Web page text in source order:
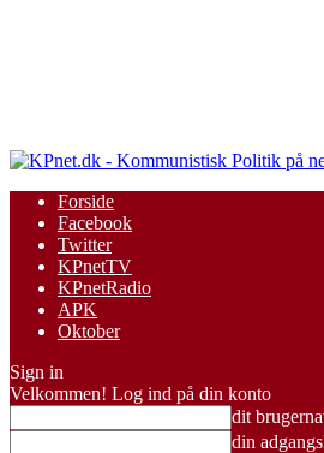
Forside
Facebook
Twitter
KPnetTV
KPnetRadio
APK
Oktober
Sign in
Velkommen! Log ind på din konto
dit
din